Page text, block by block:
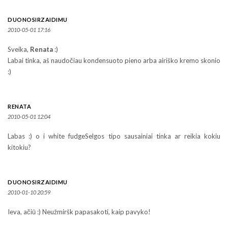
DUONOSIRZAIDIMU
2010-05-01 17:16
Sveika, Renata :)
Labai tinka, aš naudočiau kondensuoto pieno arba airiško kremo skonio
:)
RENATA
2010-05-01 12:04
Labas :) o i white fudgeSelgos tipo sausainiai tinka ar reikia kokiu
kitokiu?
DUONOSIRZAIDIMU
2010-01-10 20:59
Ieva, ačiū :) Neužmiršk papasakoti, kaip pavyko!